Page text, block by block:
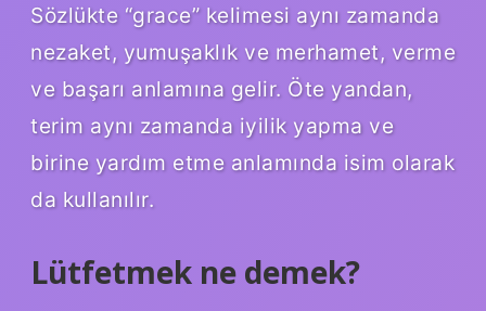
Sözlükte “grace” kelimesi aynı zamanda
nezaket, yumuşaklık ve merhamet, verme
ve başarı anlamına gelir. Öte yandan,
terim aynı zamanda iyilik yapma ve
birine yardım etme anlamında isim olarak
da kullanılır.
Lütfetmek ne demek?